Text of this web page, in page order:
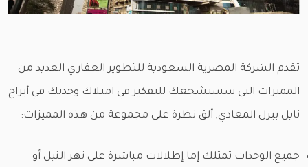
تقدم الشركة المصرية السعودية للتطوير العقاري العديد من
المميزات التي سستشجعك للتفكير في امتلاك وحدتك في أبراج
نايل بيرل المعادي, ألق نظرة على مجموعة من هذه المميزات:
جميع الوحدات تمتلك إما إطلالات مباشرة على نهر النيل أو